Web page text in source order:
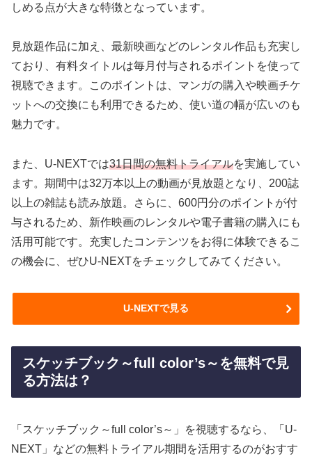
しめる点が大きな特徴となっています。
見放題作品に加え、最新映画などのレンタル作品も充実し
ており、有料タイトルは毎月付与されるポイントを使って
視聴できます。このポイントは、マンガの購入や映画チケ
ットへの交換にも利用できるため、使い道の幅が広いのも
魅力です。
また、U-NEXTでは31日間の無料トライアルを実施してい
ます。期間中は32万本以上の動画が見放題となり、200誌
以上の雑誌も読み放題。さらに、600円分のポイントが付
与されるため、新作映画のレンタルや電子書籍の購入にも
活用可能です。充実したコンテンツをお得に体験できるこ
の機会に、ぜひU-NEXTをチェックしてみてください。
U-NEXTで見る
スケッチブック～full color’s～を無料で見
る方法は？
「スケッチブック～full color’s～」を視聴するなら、「U-
NEXT」などの無料トライアル期間を活用するのがおすす